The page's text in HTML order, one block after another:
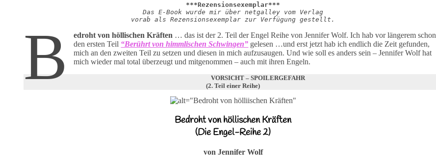
***Rezensionsexemplar***
Das E-Book wurde mir über netgalley vom Verlag
vorab als Rezensionsexemplar zur Verfügung gestellt.
B edroht von höllischen Kräften … das ist der 2. Teil der Engel Reihe von Jennifer Wolf. Ich hab vor längerem schon
den ersten Teil “Berührt von himmlischen Schwingen” gelesen …und erst jetzt hab ich endlich die Zeit gefunden,
mich an den zweiten Teil zu setzen und diesen in mich aufzusaugen. Und wie soll es anders sein – Jennifer Wolf hat
mich wieder mal total überzeugt und mitgenommen – auch mit ihren Engeln.
VORSICHT – SPOILERGEFAHR
(2. Teil einer Reihe)
Bedroht von höllischen Kräften
(Die Engel-Reihe 2)
von Jennifer Wolf